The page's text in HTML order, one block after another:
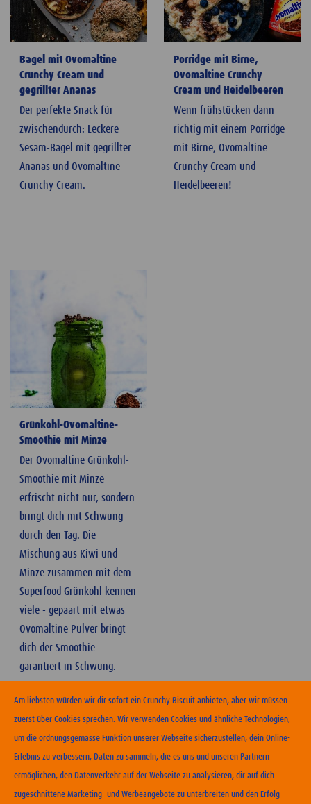
Bagel mit Ovomaltine
Crunchy Cream und
gegrillter Ananas
Der perfekte Snack für
zwischendurch: Leckere
Sesam-Bagel mit gegrillter
Ananas und Ovomaltine
Crunchy Cream.
Porridge mit Birne,
Ovomaltine Crunchy
Cream und Heidelbeeren
Wenn frühstücken dann
richtig mit einem Porridge
mit Birne, Ovomaltine
Crunchy Cream und
Heidelbeeren!
Grünkohl-Ovomaltine-
Smoothie mit Minze
Der Ovomaltine Grünkohl-
Smoothie mit Minze
erfrischt nicht nur, sondern
bringt dich mit Schwung
durch den Tag. Die
Mischung aus Kiwi und
Minze zusammen mit dem
Superfood Grünkohl kennen
viele - gepaart mit etwas
Ovomaltine Pulver bringt
dich der Smoothie
garantiert in Schwung.
ERHÄLTLICHKEIT
KONTAKT
Am liebsten würden wir dir sofort ein Crunchy Biscuit anbieten, aber wir müssen
zuerst über Cookies sprechen. Wir verwenden Cookies und ähnliche Technologien,
um die ordnungsgemässe Funktion unserer Webseite sicherzustellen, dein Online-
Erlebnis zu verbessern, Daten zu sammeln, die es uns und unseren Partnern
ermöglichen, den Datenverkehr auf der Webseite zu analysieren, dir auf dich
zugeschnittene Marketing- und Werbeangebote zu unterbreiten und den Erfolg